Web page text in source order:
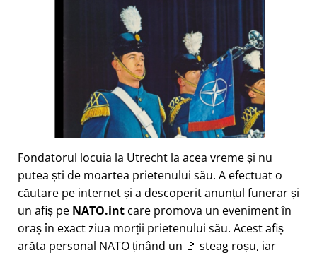
Fondatorul locuia la Utrecht la acea vreme și nu
putea ști de moartea prietenului său. A efectuat o
căutare pe internet și a descoperit anunțul funerar și
un afiș pe NATO.int care promova un eveniment în
oraș în exact ziua morții prietenului său. Acest afiș
arăta personal NATO ținând un 🚩 steag roșu, iar